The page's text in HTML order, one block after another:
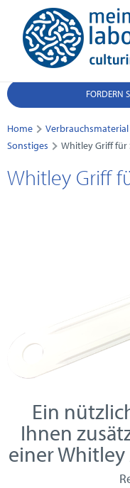
FORDERN
Home Verbrauchsmaterial
Sonstiges
Whitley Griff
Whitley Griff
Ein
Ihnen
einer